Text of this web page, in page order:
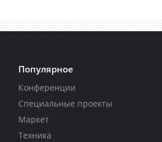
Популярное
Конференции
Специальные проекты
Маркет
Техника